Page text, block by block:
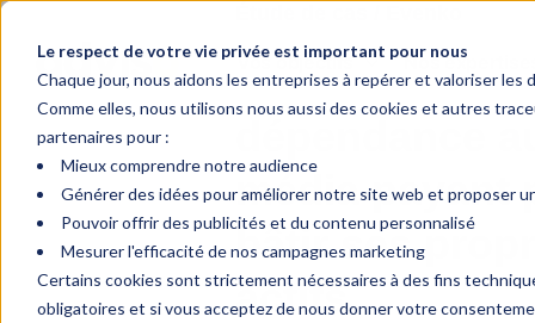
Le respect de votre vie privée est important pour nous
Chaque jour, nous aidons les entreprises à repérer et valoriser
Comme elles, nous utilisons nous aussi des cookies et autres
partenaires pour :
Mieux comprendre notre audience
Générer des idées pour améliorer notre site web et proposer
Pouvoir offrir des publicités et du contenu personnalisé
Mesurer l'efficacité de nos campagnes marketing
Certains cookies sont strictement nécessaires à des fins
obligatoires et si vous acceptez de nous donner votre
Vos objectifs Nos
Sortir de la
média payant
bâtir ses
actifs